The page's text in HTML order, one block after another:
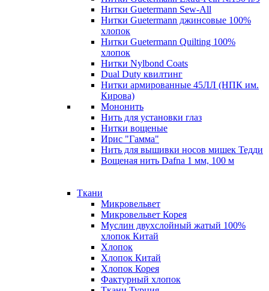
Нитки Guetermann Sew-All
Нитки Guetermann джинсовые 100%
хлопок
Нитки Guetermann Quilting 100%
хлопок
Нитки Nylbond Coats
Dual Duty квилтинг
Нитки армированные 45ЛЛ (НПК им.
Кирова)
Мононить
Нить для установки глаз
Нитки вощеные
Ирис "Гамма"
Нить для вышивки носов мишек Тедди
Вощеная нить Dafna 1 мм, 100 м
Ткани
Микровельвет
Микровельвет Корея
Муслин двухслойный жатый 100%
хлопок Китай
Хлопок
Хлопок Китай
Хлопок Корея
Фактурный хлопок